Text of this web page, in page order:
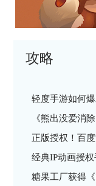
攻略
轻度手游如何
《熊出没爱消
正版授权！百
经典IP动画授
糖果工厂获得